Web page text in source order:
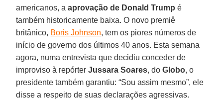
americanos, aaprovação de Donald Trump é
também historicamente baixa. O novo premiê
britânico, Boris Johnson, tem os piores números de
início de governo dos últimos 40 anos. Esta semana
agora, numa entrevista que decidiu conceder de
improviso à repórter Jussara Soares, doGlobo, o
presidente também garantiu: “Sou assim mesmo”, ele
disse a respeito de suas declarações agressivas.